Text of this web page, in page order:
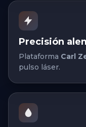
Precisión
Plataforma Carl
pulso láser.